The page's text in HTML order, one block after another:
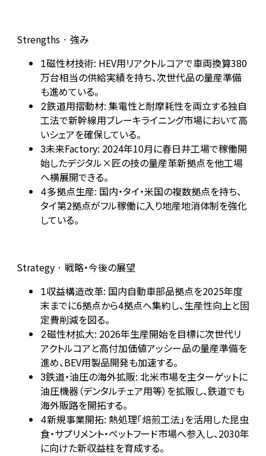
Strengths · 強み
1磁性材技術: HEV用リアクトルコアで車両換算380
万台相当の供給実績を持ち、次世代品の量産準備
も進めている。
2鉄道用摺動材: 集電性と耐摩耗性を両立する独自
工法で新幹線用ブレーキライニング市場において高
いシェアを確保している。
3未来Factory: 2024年10月に春日井工場で稼働開
始したデジタル×匠の技の量産革新拠点を他工場
へ横展開できる。
4多拠点生産: 国内・タイ・米国の複数拠点を持ち、
タイ第2拠点がフル稼働に入り地産地消体制を強化
している。
Strategy · 戦略・今後の展望
1収益構造改革: 国内自動車部品拠点を2025年度
末までに6拠点から4拠点へ集約し、生産性向上と固
定費削減を図る。
2磁性材拡大: 2026年生産開始を目標に次世代リ
アクトルコアと高付加価値アッシー品の量産準備を
進め、BEV用製品開発も加速する。
3鉄道・油圧の海外拡販: 北米市場を主ターゲットに
油圧機器（デンタルチェア用等）を拡販し、鉄道でも
海外販路を開拓する。
4新規事業開拓: 熱処理「焙煎工法」を活用した昆虫
食・サプリメント・ペットフード市場へ参入し、2030年
に向けた新収益柱を育成する。